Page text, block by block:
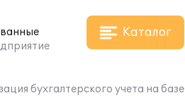
Каталог
бухгалтерского учета на